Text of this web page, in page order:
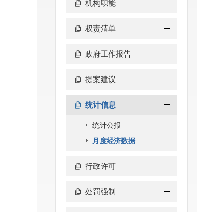
机构职能
权责清单
政府工作报告
提案建议
统计信息
统计公报
月度经济数据
行政许可
处罚强制